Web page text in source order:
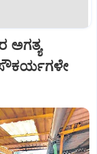
ಅಗತ್ಯ